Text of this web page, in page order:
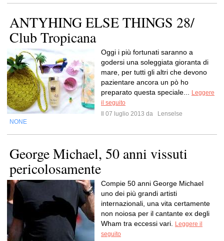
ANTYHING ELSE THINGS 28/
Club Tropicana
Oggi i più fortunati saranno a
godersi una soleggiata gioranta di
mare, per tutti gli altri che devono
pazientare ancora un pò ho
preparato questa speciale...
Leggere
il seguito
Il 07 luglio 2013 da
Lenselse
NONE
George Michael, 50 anni vissuti
pericolosamente
Compie 50 anni George Michael
uno dei più grandi artisti
internazionali, una vita certamente
non noiosa per il cantante ex degli
Wham tra eccessi vari.
Leggere il
seguito